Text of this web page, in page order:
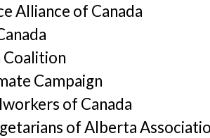
Alliance of Canada
Coalition
Campaign
of Canada
of Alberta